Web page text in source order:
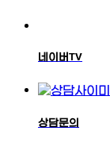
네이버TV
상담문의